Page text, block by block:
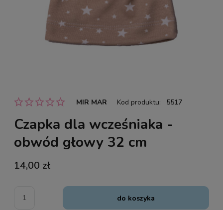
MIR MAR Kod produktu: 5517
Czapka dla wcześniaka -
obwód głowy 32 cm
14,00 zł
do koszyka